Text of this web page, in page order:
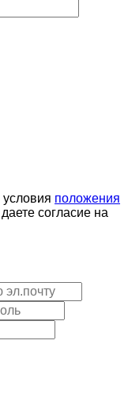
положения
согласие на